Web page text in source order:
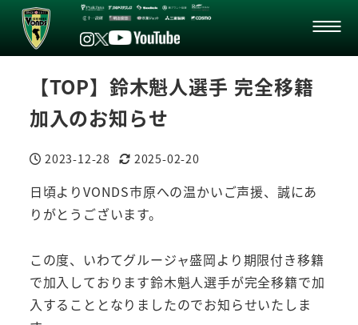
【TOP】鈴木魁人選手 完全移籍
加入のお知らせ
投稿日
2023-12-28
更新日
2025-02-20
日頃よりVONDS市原への温かいご声援、誠にあ
りがとうございます。
この度、いわてグルージャ盛岡より期限付き移籍
で加入しております鈴木魁人選手が完全移籍で加
入することとなりましたのでお知らせいたしま